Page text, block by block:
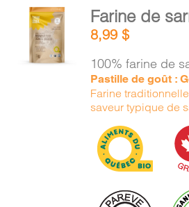
AJOUTER
AU
PANIER
Farine de
8,99$
100% farine de
Pastille de goût :
Farine
saveur typique de